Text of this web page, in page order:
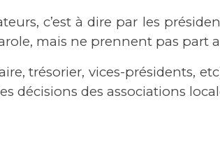
c’est à dire par les
mais ne prennent pas part
trésorier, vices-présidents,
décisions des associations